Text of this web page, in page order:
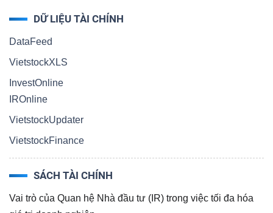
DỮ LIỆU TÀI CHÍNH
DataFeed
VietstockXLS
InvestOnline
IROnline
VietstockUpdater
VietstockFinance
SÁCH TÀI CHÍNH
Vai trò của Quan hệ Nhà đầu tư (IR) trong việc tối đa hóa
cáo
phân
tích
(-)
Thuật